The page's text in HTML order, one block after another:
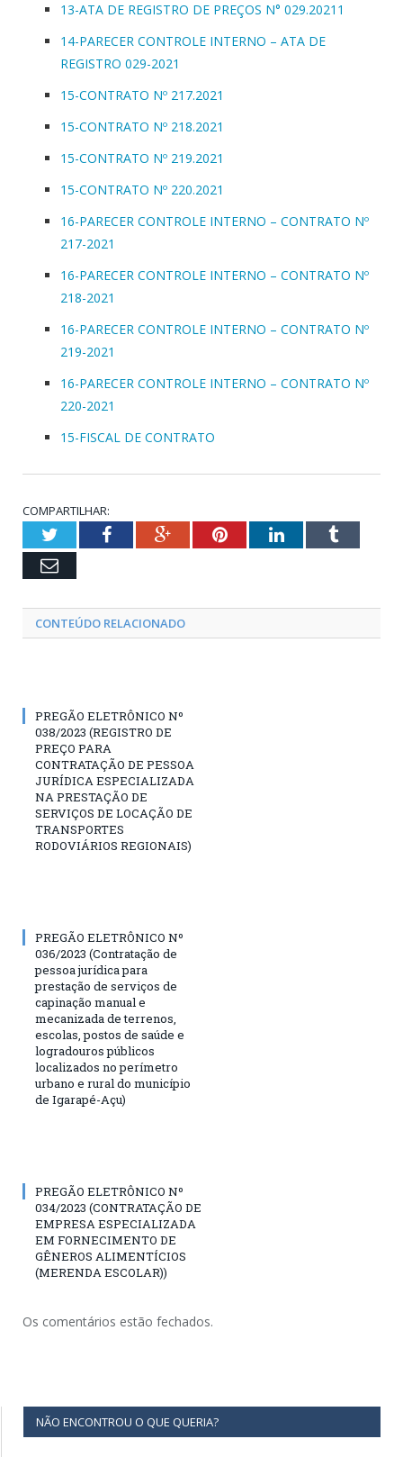
13-ATA DE REGISTRO DE PREÇOS N° 029.20211
14-PARECER CONTROLE INTERNO – ATA DE
REGISTRO 029-2021
15-CONTRATO Nº 217.2021
15-CONTRATO Nº 218.2021
15-CONTRATO Nº 219.2021
15-CONTRATO Nº 220.2021
16-PARECER CONTROLE INTERNO – CONTRATO Nº
217-2021
16-PARECER CONTROLE INTERNO – CONTRATO Nº
218-2021
16-PARECER CONTROLE INTERNO – CONTRATO Nº
219-2021
16-PARECER CONTROLE INTERNO – CONTRATO Nº
220-2021
15-FISCAL DE CONTRATO
COMPARTILHAR:
TwitterFacebookGoogle+PinterestLinkedInTumblr
Email
CONTEÚDO RELACIONADO
PREGÃO ELETRÔNICO Nº
038/2023 (REGISTRO DE
PREÇO PARA
CONTRATAÇÃO DE PESSOA
JURÍDICA ESPECIALIZADA
NA PRESTAÇÃO DE
SERVIÇOS DE LOCAÇÃO DE
TRANSPORTES
RODOVIÁRIOS REGIONAIS)
PREGÃO ELETRÔNICO Nº
036/2023 (Contratação de
pessoa jurídica para
prestação de serviços de
capinação manual e
mecanizada de terrenos,
escolas, postos de saúde e
logradouros públicos
localizados no perímetro
urbano e rural do município
de Igarapé-Açu)
PREGÃO ELETRÔNICO Nº
034/2023 (CONTRATAÇÃO DE
EMPRESA ESPECIALIZADA
EM FORNECIMENTO DE
GÊNEROS ALIMENTÍCIOS
(MERENDA ESCOLAR))
Os comentários estão fechados.
NÃO ENCONTROU O QUE QUERIA?